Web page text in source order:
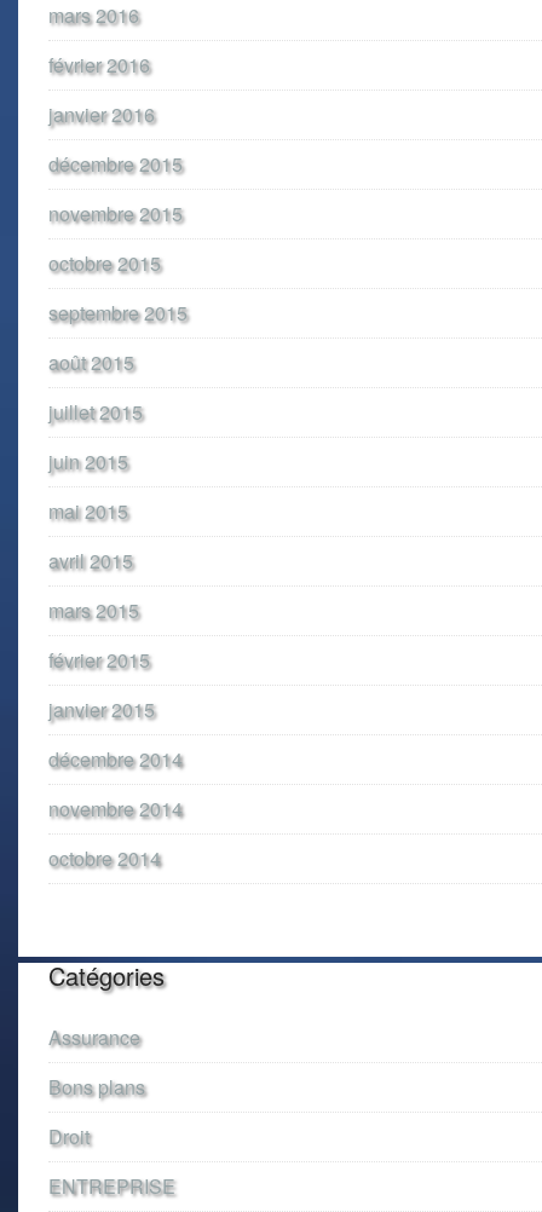
mars 2016
février 2016
janvier 2016
décembre 2015
novembre 2015
octobre 2015
septembre 2015
août 2015
juillet 2015
juin 2015
mai 2015
avril 2015
mars 2015
février 2015
janvier 2015
décembre 2014
novembre 2014
octobre 2014
Catégories
Assurance
Bons plans
Droit
ENTREPRISE